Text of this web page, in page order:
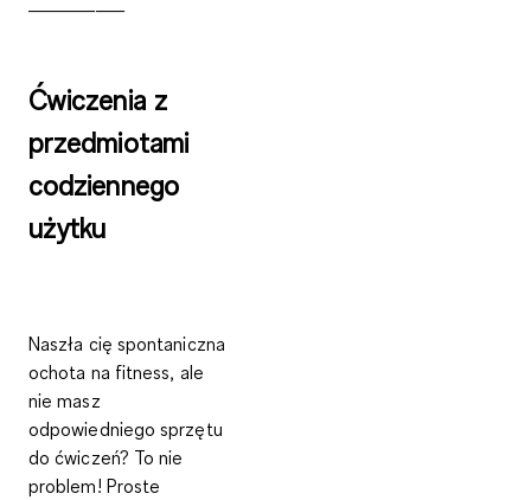
Ćwiczenia z
przedmiotami
codziennego
użytku
Naszła cię spontaniczna
ochota na fitness, ale
nie masz
odpowiedniego sprzętu
do ćwiczeń? To nie
problem! Proste